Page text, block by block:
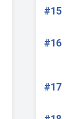
#15
#16
#17